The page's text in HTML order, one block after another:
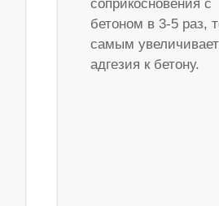
соприкосновения с
бетоном в 3-5 раз,
самым
адгезия к бетону.